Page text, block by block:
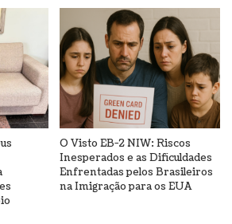
O Visto EB-2 NIW: Riscos
Inesperados e as Dificuldades
Enfrentadas pelos Brasileiros
na Imigração para os EUA